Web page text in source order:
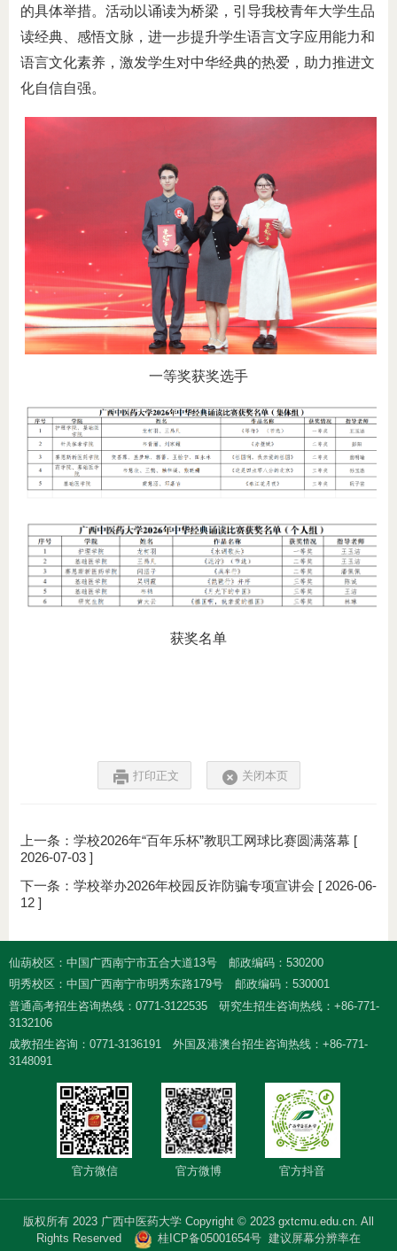
的具体举措。活动以诵读为桥梁，引导我校青年大学生品
读经典、感悟文脉，进一步提升学生语言文字应用能力和
语言文化素养，激发学生对中华经典的热爱，助力推进文
化自信自强。
一等奖获奖选手
获奖名单
打印正文 关闭本页
上一条： 学校2026年“百年乐杯”教职工网球比赛圆满落幕 [
2026-07-03 ]
下一条： 学校举办2026年校园反诈防骗专项宣讲会 [ 2026-06-
12 ]
仙葫校区：中国广西南宁市五合大道13号
邮政编码：530200
明秀校区：中国广西南宁市明秀东路179号
邮政编码：530001
普通高考招生咨询热线：0771-3122535
研究生招生咨询热线：+86-771-
3132106
成教招生咨询：0771-3136191
外国及港澳台招生咨询热线：+86-771-
3148091
官方微信 官方微博 官方抖音
版权所有 2023 广西中医药大学 Copyright © 2023 gxtcmu.edu.cn. All
Rights Reserved
桂ICP备05001654号 建议屏幕分辨率在